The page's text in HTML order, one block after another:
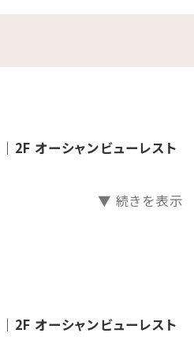
気ケトル完備
常1泊1台550円)
すのでご注意ください
「レイール」
エティ豊かな彩りブッフェ
ザンテラス」
2F オーシャンビューレスト
▼ 続きを表示
2F オーシャンビューレスト